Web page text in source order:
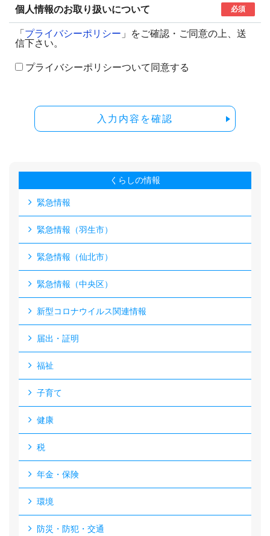
個人情報のお取り扱いについて 必須
「 プライバシーポリシー 」をご確認・ご同意の上、送
信下さい。
プライバシーポリシーついて同意する
入力内容を確認
くらしの情報
緊急情報
緊急情報（羽生市）
緊急情報（仙北市）
緊急情報（中央区）
新型コロナウイルス関連情報
届出・証明
福祉
子育て
健康
税
年金・保険
環境
防災・防犯・交通